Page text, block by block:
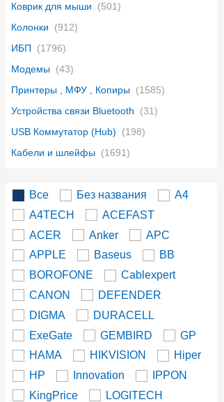
Коврик для мыши
(501)
Колонки
(912)
ИБП
(1796)
Модемы (43)
Принтеры , МФУ , Копиры (1585)
Устройства связи Bluetooth
(31)
USB Коммутатор (Hub)
(198)
Кабели и шлейфы (1691)
Все Без названия
A4
A4TECH
ACEFAST
ACER
Anker
APC
APPLE
Baseus
BB
BOROFONE
Cablexpert
CANON
DEFENDER
DIGMA
DURACELL
ExeGate
GEMBIRD
GP
HAMA
HIKVISION
Hiper
HP
Innovation
IPPON
KingPrice
LOGITECH